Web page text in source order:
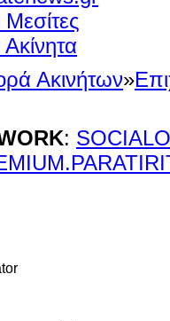
Ακινήτων»
: